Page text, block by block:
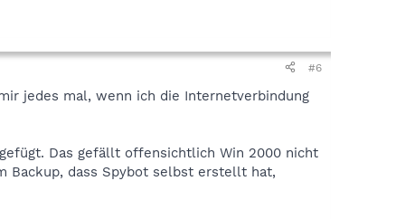
#6
jedes mal, wenn ich die Internetverbindung
Das gefällt offensichtlich Win 2000 nicht
Backup, dass Spybot selbst erstellt hat,